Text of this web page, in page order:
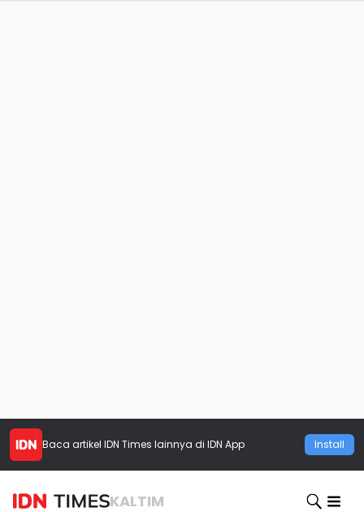
Baca artikel IDN Times lainnya di IDN App Install
KALTIM